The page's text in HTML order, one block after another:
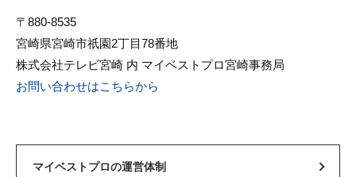
〒880-8535
宮崎県宮崎市祇園2丁目78番地
株式会社テレビ宮崎 内 マイベストプロ宮崎事務局
お問い合わせはこちらから
マイベストプロの運営体制